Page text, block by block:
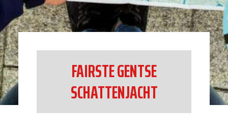
FAIRSTE GENTSE
SCHATTENJACHT